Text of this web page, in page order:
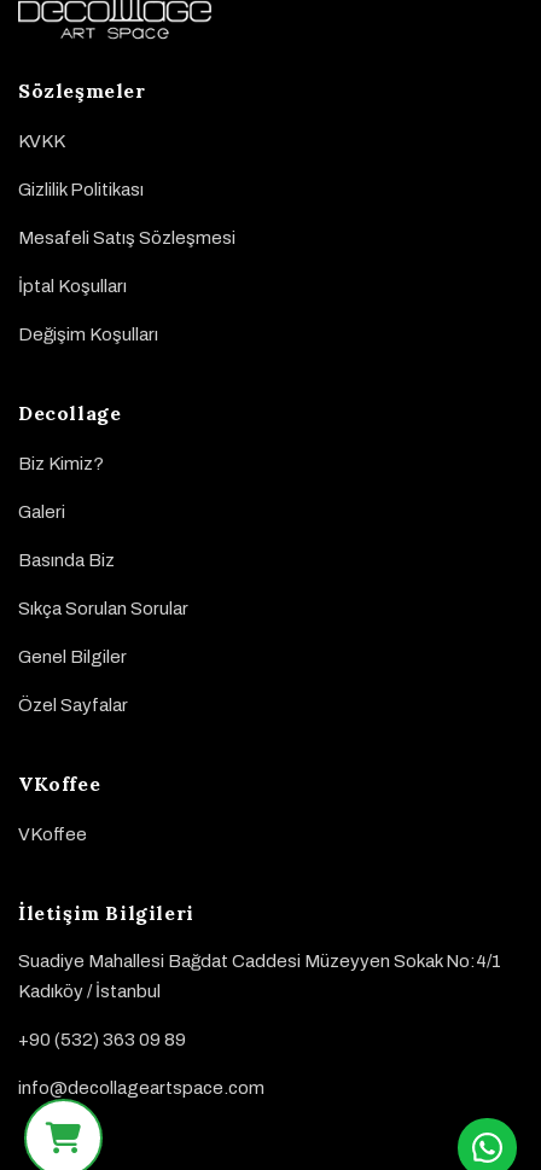
Sözleşmeler
KVKK
Gizlilik Politikası
Mesafeli Satış Sözleşmesi
İptal Koşulları
Değişim Koşulları
Decollage
Biz Kimiz?
Galeri
Basında Biz
Sıkça Sorulan Sorular
Genel Bilgiler
Özel Sayfalar
VKoffee
VKoffee
İletişim Bilgileri
Suadiye Mahallesi Bağdat Caddesi Müzeyyen Sokak No:4/1
Kadıköy / İstanbul
+90 (532) 363 09 89
info@decollageartspace.com